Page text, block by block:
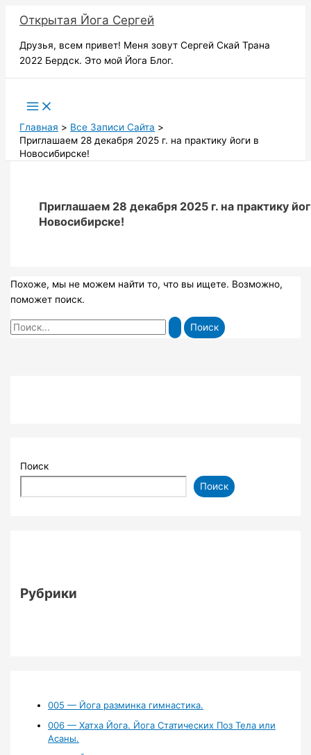
содержимому
Открытая Йога Сергей
Друзья, всем привет! Меня зовут Сергей Скай Трана
2022 Бердск. Это мой Йога Блог.
Главная
Все Записи Сайта
Приглашаем 28 декабря 2025 г. на практику йоги в
Новосибирске!
Приглашаем 28 декабря 2025 г. на практику
Новосибирске!
Похоже, мы не можем найти то, что вы ищете. Возможно,
поможет поиск.
Поиск:
Поиск
Поиск
Рубрики
005 — Йога разминка гимнастика.
006 — Хатха Йога. Йога Статических Поз Тела или
Асаны.